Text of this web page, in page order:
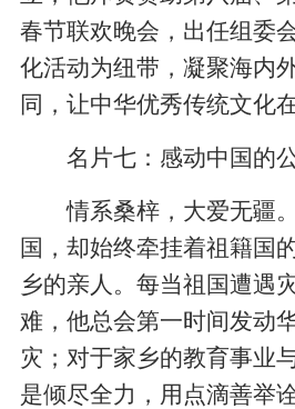
春节联欢晚会，出任组委
化活动为纽带，凝聚海内
同，让中华优秀传统文化
名片七：感动中国的公
情系桑梓，大爱无疆。
国，却始终牵挂着祖籍国
乡的亲人。每当祖国遭遇
难，他总会第一时间发动
灾；对于家乡的教育事业
是倾尽全力，用点滴善举